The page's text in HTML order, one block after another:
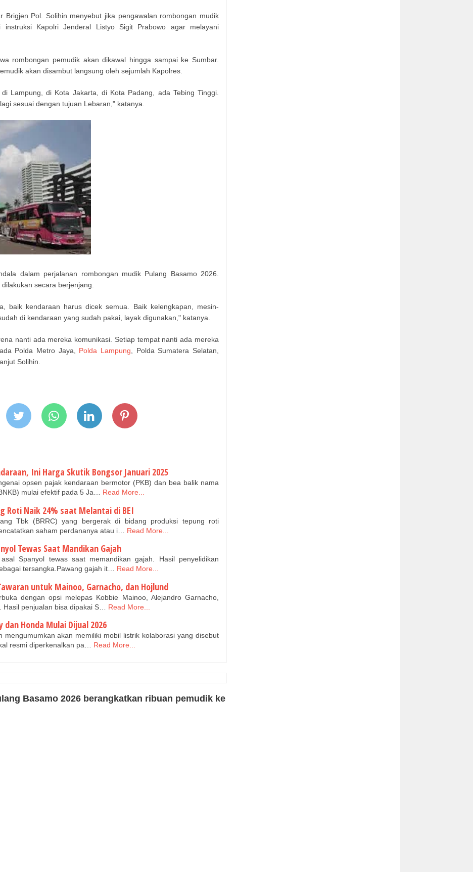
Brigjen Pol. Solihin menyebut jika pengawalan rombongan mudik
Kapolri Jenderal Listyo Sigit Prabowo agar melayani
rombongan pemudik akan dikawal hingga sampai ke Sumbar.
akan disambut langsung oleh sejumlah Kapolres.
Lampung, di Kota Jakarta, di Kota Padang, ada Tebing Tinggi.
sesuai dengan tujuan Lebaran," katanya.
dalam perjalanan rombongan mudik Pulang Basamo 2026.
secara berjenjang.
baik kendaraan harus dicek semua. Baik kelengkapan, mesin-
di kendaraan yang sudah pakai, layak digunakan," katanya.
nanti ada mereka komunikasi. Setiap tempat nanti ada mereka
Polda Metro Jaya, Polda Lampung , Polda Sumatera Selatan,
Solihin.
Ini Harga Skutik Bongsor Januari 2025
opsen pajak kendaraan bermotor (PKB) dan bea balik nama
mulai efektif pada 5 Ja…
Read More...
Roti Naik 24% saat Melantai di BEI
Tbk (BRRC) yang bergerak di bidang produksi tepung roti
saham perdananya atau i…
Read More...
Tewas Saat Mandikan Gajah
Spanyol tewas saat memandikan gajah. Hasil penyelidikan
tersangka.Pawang gajah it…
Read More...
untuk Mainoo, Garnacho, dan Hojlund
dengan opsi melepas Kobbie Mainoo, Alejandro Garnacho,
Hasil penjualan bisa dipakai S…
Read More...
dan Honda Mulai Dijual 2026
mengumumkan akan memiliki mobil listrik kolaborasi yang disebut
resmi diperkenalkan pa…
Read More...
Basamo 2026 berangkatkan ribuan pemudik ke